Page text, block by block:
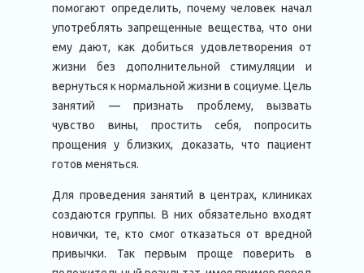
помогают определить, почему человек начал
употреблять запрещенные вещества, что они
ему дают, как добиться удовлетворения от
жизни без дополнительной стимуляции и
вернуться к нормальной жизни в социуме. Цель
занятий — признать проблему, вызвать
чувство вины, простить себя, попросить
прощения у близких, доказать, что пациент
готов меняться.
Для проведения занятий в центрах, клиниках
создаются группы. В них обязательно входят
новички, те, кто смог отказаться от вредной
привычки. Так первым проще поверить в